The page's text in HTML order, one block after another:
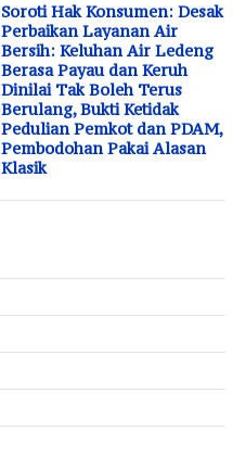
Soroti Hak Konsumen: Desak
Perbaikan Layanan Air
Bersih: Keluhan Air Ledeng
Berasa Payau dan Keruh
Dinilai Tak Boleh Terus
Berulang, Bukti Ketidak
Pedulian Pemkot dan PDAM,
Pembodohan Pakai Alasan
Klasik